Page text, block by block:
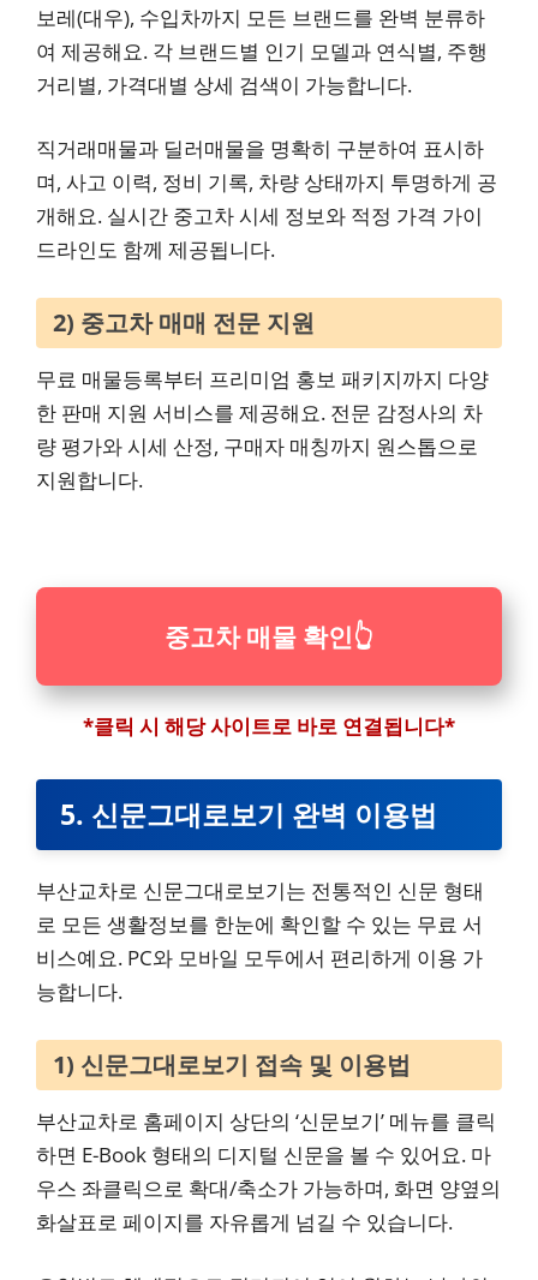
보레(대우), 수입차까지 모든 브랜드를 완벽 분류하
여 제공해요. 각 브랜드별 인기 모델과 연식별, 주행
거리별, 가격대별 상세 검색이 가능합니다.
직거래매물과 딜러매물을 명확히 구분하여 표시하
며, 사고 이력, 정비 기록, 차량 상태까지 투명하게 공
개해요. 실시간 중고차 시세 정보와 적정 가격 가이
드라인도 함께 제공됩니다.
2) 중고차 매매 전문 지원
무료 매물등록부터 프리미엄 홍보 패키지까지 다양
한 판매 지원 서비스를 제공해요. 전문 감정사의 차
량 평가와 시세 산정, 구매자 매칭까지 원스톱으로
지원합니다.
중고차 매물 확인👆
*클릭 시 해당 사이트로 바로 연결됩니다*
5. 신문그대로보기 완벽 이용법
부산교차로 신문그대로보기는 전통적인 신문 형태
로 모든 생활정보를 한눈에 확인할 수 있는 무료 서
비스예요. PC와 모바일 모두에서 편리하게 이용 가
능합니다.
1) 신문그대로보기 접속 및 이용법
부산교차로 홈페이지 상단의 ‘신문보기’ 메뉴를 클릭
하면 E-Book 형태의 디지털 신문을 볼 수 있어요. 마
우스 좌클릭으로 확대/축소가 가능하며, 화면 양옆의
화살표로 페이지를 자유롭게 넘길 수 있습니다.